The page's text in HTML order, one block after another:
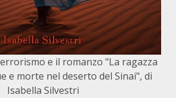
e il romanzo "La ragazza
e morte nel deserto del Sinai", di
Isabella Silvestri